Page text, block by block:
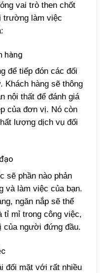
vai trò then chốt
trường làm việc
hàng
để tiếp đón các đối
Khách hàng sẽ thông
nội thất để đánh giá
của đơn vị. Nó còn
lượng dịch vụ đối
sẽ phần nào phản
và làm việc của bạn.
ngăn nắp sẽ thể
tỉ mỉ trong công việc,
của người đứng đầu.
đối mặt với rất nhiều